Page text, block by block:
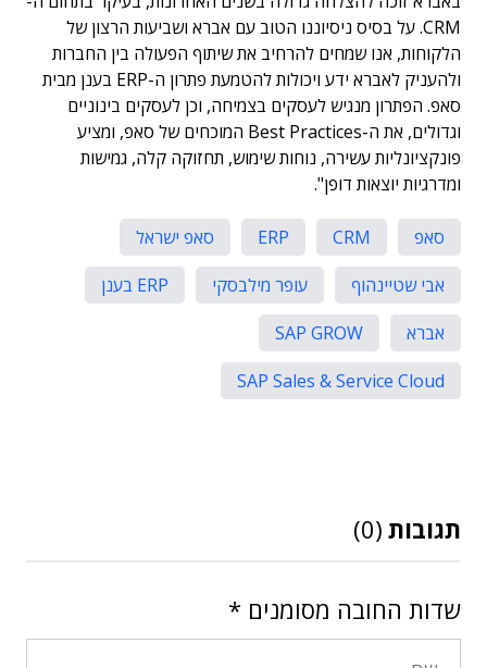
CRM. על בסיס ניסיוננו הטוב עם אברא ושביעות הרצון של
הלקוחות, אנו שמחים להרחיב את שיתוף הפעולה בין החברות
ולהעניק לאברא ידע ויכולות להטמעת פתרון ה-ERP בענן מבית
סאפ. הפתרון מנגיש לעסקים בצמיחה, וכן לעסקים בינוניים
וגדולים, את ה-Best Practices המוכחים של סאפ, ומציע
פונקציונליות עשירה, נוחות שימוש, תחזוקה קלה, גמישות
ומדרגיות יוצאות דופן".
סאפ CRM
ERP
סאפ ישראל
אבי שטיינהוף
עופר מילבסקי
ERP בענן
אברא
SAP GROW
SAP Sales & Service Cloud
תגובות (0)
שדות החובה מסומנים *